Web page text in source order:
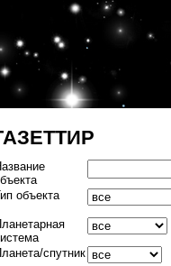
объекта
спутник